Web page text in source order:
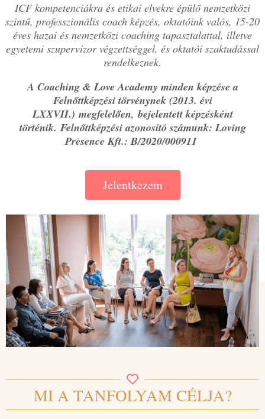
ICF kompetenciákra és etikai elvekre épülő nemzetközi
szintű, professzionális coach képzés, oktatóink valós, 15-20
éves hazai és nemzetközi coaching tapasztalattal, illetve
egyetemi szupervizor végzettséggel, és oktatói szaktudással
rendelkeznek.
A Coaching & Love Academy minden képzése a
Felnőttképzési törvénynek (2013. évi
LXXVII.) megfelelően,bejelentett képzésként
történik. Felnőttképzési azonosító számunk: Loving
Presence Kft.: B/2020/000911
Jelentkezem
MI A TANFOLYAM CÉLJA?